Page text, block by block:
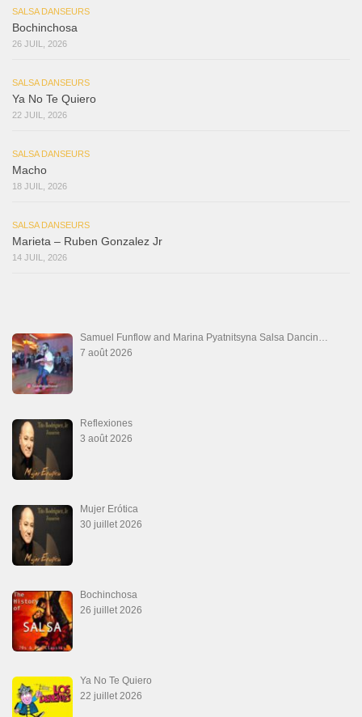
SALSA DANSEURS
Bochinchosa
26 JUIL, 2026
SALSA DANSEURS
Ya No Te Quiero
22 JUIL, 2026
SALSA DANSEURS
Macho
18 JUIL, 2026
SALSA DANSEURS
Marieta – Ruben Gonzalez Jr
14 JUIL, 2026
Samuel Funflow and Marina Pyatnitsyna Salsa Dancin…
7 août 2026
Reflexiones
3 août 2026
Mujer Erótica
30 juillet 2026
Bochinchosa
26 juillet 2026
Ya No Te Quiero
22 juillet 2026